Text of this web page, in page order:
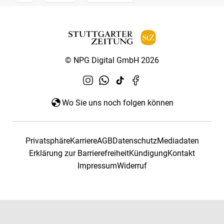
© NPG Digital GmbH 2026
Wo Sie uns noch folgen können
PrivatsphäreKarriereAGBDatenschutzMediadaten
Erklärung zur BarrierefreiheitKündigungKontakt
ImpressumWiderruf